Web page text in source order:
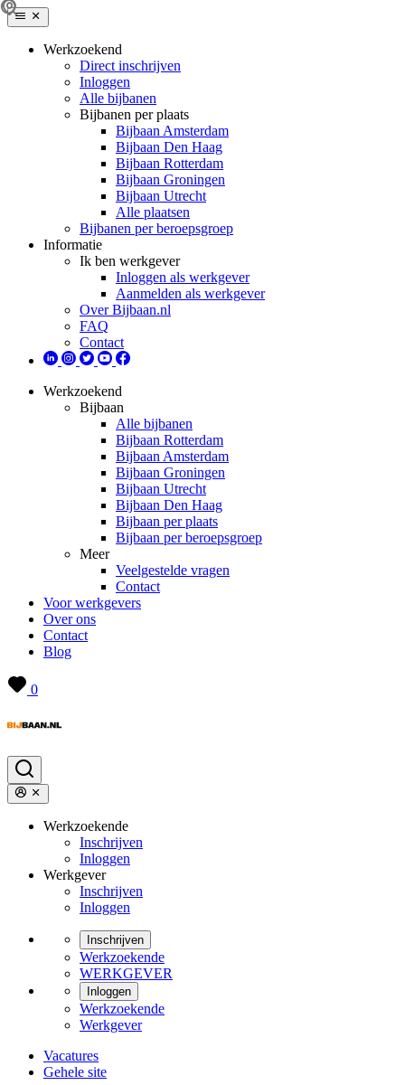
Werkzoekend
Direct inschrijven
Inloggen
Alle bijbanen
Bijbanen per plaats
Bijbaan Amsterdam
Bijbaan Den Haag
Bijbaan Rotterdam
Bijbaan Groningen
Bijbaan Utrecht
Alle plaatsen
Bijbanen per beroepsgroep
Informatie
Ik ben werkgever
Inloggen als werkgever
Aanmelden als werkgever
Over Bijbaan.nl
FAQ
Contact
Werkzoekend
Bijbaan
Alle bijbanen
Bijbaan Rotterdam
Bijbaan Amsterdam
Bijbaan Groningen
Bijbaan Utrecht
Bijbaan Den Haag
Bijbaan per plaats
Bijbaan per beroepsgroep
Meer
Veelgestelde vragen
Contact
Voor werkgevers
Over ons
Contact
Blog
0
Werkzoekende
Inschrijven
Inloggen
Werkgever
Inschrijven
Inloggen
Inschrijven
Werkzoekende
WERKGEVER
Inloggen
Werkzoekende
Werkgever
Vacatures
Gehele site